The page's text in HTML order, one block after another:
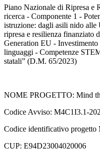
Piano Nazionale di Ripresa e
ricerca - Componente 1 -
istruzione: dagli asili nido alle
ripresa e resilienza finanziato
Generation EU -
linguaggi - Competenze
statali” (D.M. 65/2023)
NOME PROGETTO: Mind
Codice Avviso: M4C1I3.1-
Codice identificativo
CUP: E94D23004020006